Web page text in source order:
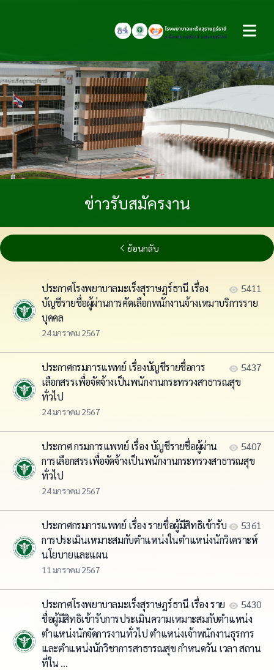
Open
ข่าวรับสมัครงาน
ย้อนกลับ
5411
ประกาศโรงพยาบาลมะเร็งสุราษฎร์ธานี เรื่อง
บัญชีรายชื่อผู้ผ่านการคัดเลือกพนักงานจ้างเหมาบริการราย
บุคคล
24 มกราคม 2567
5437
ประกาศกรมการแพทย์ เรื่องบัญชีรายชื่อการ
เลือกสรรเพื่อจัดจ้างเป็นพนักงานกระทรวงสาธารณสุข
ทั่วไป
24 มกราคม 2567
5407
ประกาศ กรมการแพทย์ เรื่อง บัญชีรายชื่อผู้ผ่าน
การเลือกสรรเพื่อจัดจ้างเป็นพนักงานกระทรวงสาธารณสุข
ทั่วไป
24 มกราคม 2567
5361
ประกาศกรมการแพทย์ เรื่อง รายชื่อผู้มีสิทธิเข้ารับ
การประเมินเหมาะสมกับตำแหน่งในตำแหน่งนักวิเคราะห์
นโยบายและแผน
11 มกราคม 2567
5430
ประกาศโรงพยาบาลมะเร็งสุราษฎร์ธานี เรื่อง ราย
ชื่อผู้มีสิทธิเข้ารับการประเมินความเหมาะสมกับตำแหน่ง
ตำแหน่งนักจัดการงานทั่วไป ตำแหน่งเจ้าพนักงานธุรการ
และตำแหน่งนักวิชาการสาธารณสุข กำหนดวัน เวลา สถาน
ที่ใน ...